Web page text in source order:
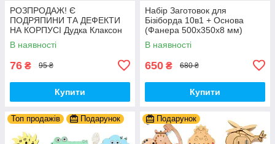
РОЗПРОДАЖ! Є
ПОДРЯПИНИ ТА ДЕФЕКТИ
НА КОРПУСІ Дудка Клаксон
для Велосипедів 14 см Фа-
Фа Пластик + Гума
В наявності
76 ₴ 95 ₴
Купити
Набір Заготовок для
Бізіборда 10в1 + Основа
(Фанера 500x350x8 мм)
Базові Деталі, Весь Комплект
- Собери Сам
В наявності
650 ₴ 680 ₴
Купити
Топ продажів Подарунок Подарунок